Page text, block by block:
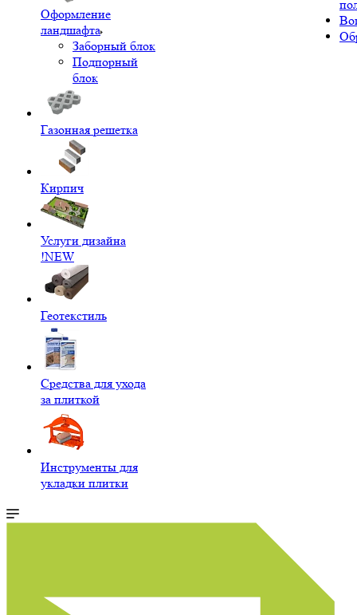
Оформление
ландшафта
Заборный блок
Подпорный
блок
Газонная решетка
Кирпич
Услуги дизайна
!NEW
Геотекстиль
Средства для ухода
за плиткой
Инструменты для
укладки плитки